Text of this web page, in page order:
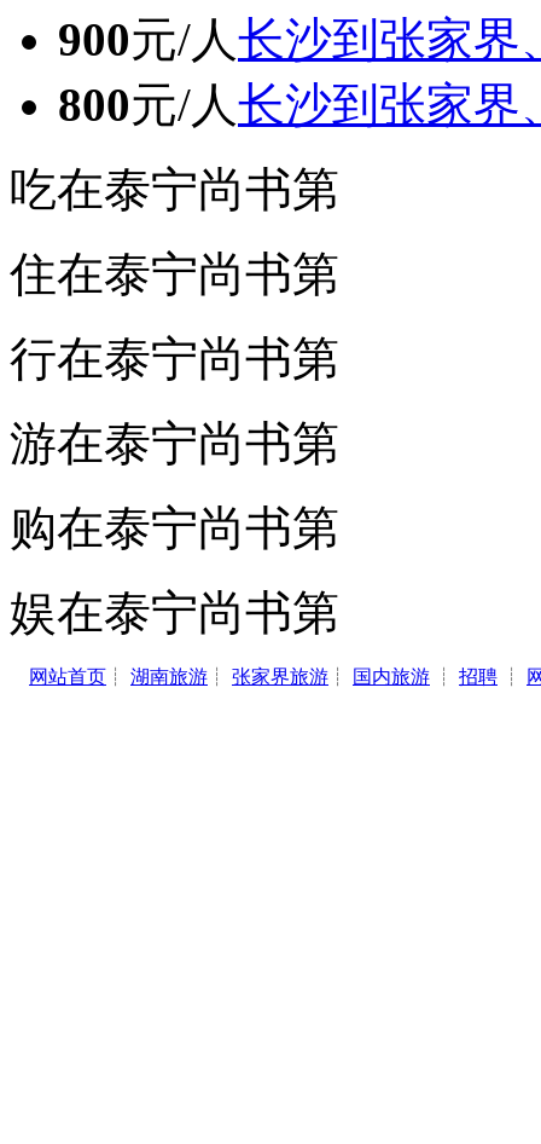
900元/人长沙到张家界
800元/人长沙到张家界
吃在泰宁尚书第
住在泰宁尚书第
行在泰宁尚书第
游在泰宁尚书第
购在泰宁尚书第
娱在泰宁尚书第
网站首页 ┊ 湖南旅游 ┊ 张家界旅游 ┊ 国内旅游 ┊ 招聘 ┊